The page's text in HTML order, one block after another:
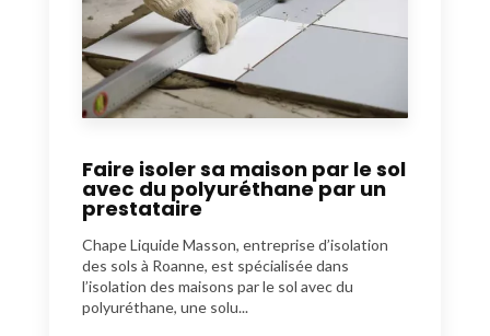
Faire isoler sa maison par le sol
avec du polyuréthane par un
prestataire
Chape Liquide Masson, entreprise d’isolation
des sols à Roanne, est spécialisée dans
l’isolation des maisons par le sol avec du
polyuréthane, une solu...